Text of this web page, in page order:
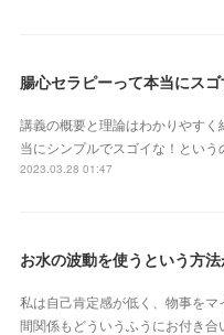
講義の概要と理論はわかりやす
当にシンプルでスゴイな！とい
2023.03.28 01:47
私は自己肯定感が低く、物事を
間関係もどういうふうにお付き